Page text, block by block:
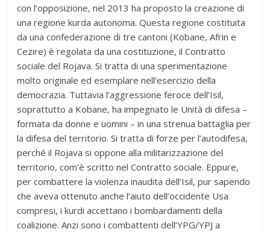
con l’opposizione, nel 2013 ha proposto la creazione di
una regione kurda autonoma. Questa regione costituita
da una confederazione di tre cantoni (Kobane, Afrin e
Cezire) è regolata da una costituzione, il Contratto
sociale del Rojava. Si tratta di una sperimentazione
molto originale ed esemplare nell’esercizio della
democrazia. Tuttavia l’aggressione feroce dell’Isil,
soprattutto a Kobane, ha impegnato le Unità di difesa –
formata da donne e uomini – in una strenua battaglia per
la difesa del territorio. Si tratta di forze per l’autodifesa,
perché il Rojava si oppone alla militarizzazione del
territorio, com’è scritto nel Contratto sociale. Eppure,
per combattere la violenza inaudita dell’Isil, pur sapendo
che aveva ottenuto anche l’aiuto dell’occidente Usa
compresi, i kurdi accettano i bombardamenti della
coalizione. Anzi sono i combattenti dell’YPG/YPJ a